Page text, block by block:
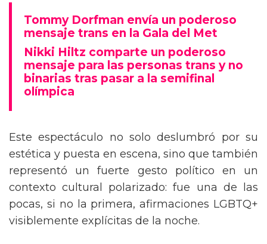
Tommy Dorfman envía un poderoso
mensaje trans en la Gala del Met
Nikki Hiltz comparte un poderoso
mensaje para las personas trans y no
binarias tras pasar a la semifinal
olímpica
Este espectáculo no solo deslumbró por su
estética y puesta en escena, sino que también
representó un fuerte gesto político en un
contexto cultural polarizado: fue una de las
pocas, si no la primera, afirmaciones LGBTQ+
visiblemente explícitas de la noche.